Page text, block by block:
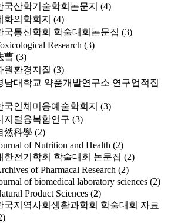
국산학기술학회논문지 (4)
화의학회지 (4)
국통신학회 학술대회논문집 (3)
Research (3)
曹 (3)
원환경지질 (3)
남대학교 약품개발연구소 연구업적집
국인체미용예술학회지 (3)
지털융복합연구 (3)
然科學 (2)
of Nutrition and Health (2)
한전기학회 학술대회 논문집 (2)
of Pharmacal Research (2)
of biomedical laboratory sciences (2)
Product Sciences (2)
국지역사회생활과학회 학술대회 자료